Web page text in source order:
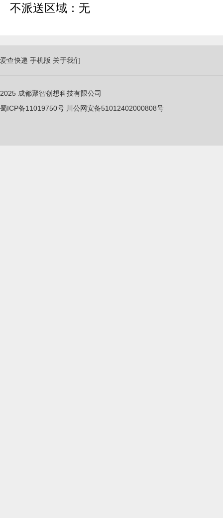
不派送区域：无
爱查快递 手机版 关于我们
2025 成都聚智创想科技有限公司
蜀ICP备11019750号 川公网安备51012402000808号